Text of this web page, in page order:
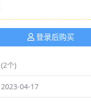
登录后购买
(2个)
2023-04-17